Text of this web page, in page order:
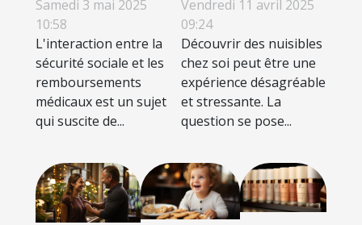
influence les
remboursements
médicaux
Samedi 3 mai 2025
10:58
L'interaction entre la
sécurité sociale et les
remboursements
médicaux est un sujet
qui suscite de...
nuisibles
Vendredi 11 avril 2025
09:24
Découvrir des nuisibles
chez soi peut être une
expérience désagréable
et stressante. La
question se pose...